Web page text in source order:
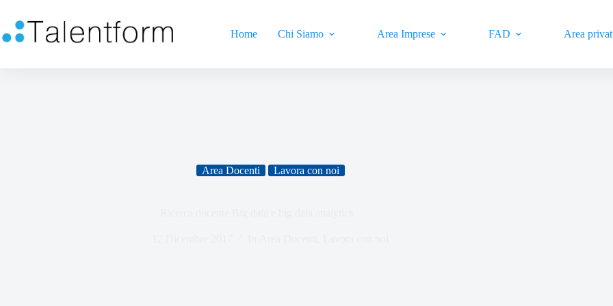
Home Chi Siamo Area Imprese FAD Area
Area Docenti Lavora con noi